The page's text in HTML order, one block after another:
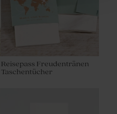
Reisepass Freudentränen
Taschentücher